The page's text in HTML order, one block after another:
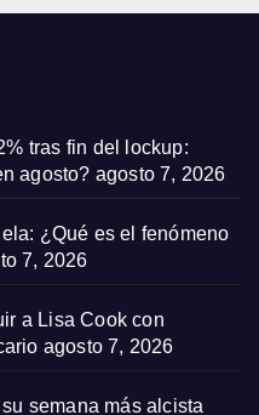
tras fin del lockup:
agosto? agosto 7, 2026
¿Qué es el fenómeno
7, 2026
a Lisa Cook con
agosto 7, 2026
semana más alcista